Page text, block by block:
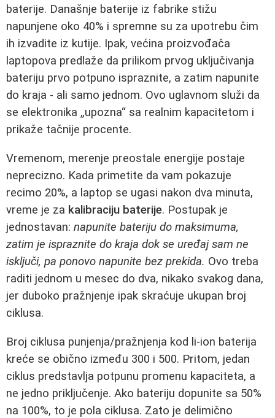
baterije. Današnje baterije iz fabrike stižu
napunjene oko 40% i spremne su za upotrebu čim
ih izvadite iz kutije. Ipak, većina proizvođača
laptopova predlaže da prilikom prvog uključivanja
bateriju prvo potpuno ispraznite, a zatim napunite
do kraja - ali samo jednom. Ovo uglavnom služi da
se elektronika „upozna“ sa realnim kapacitetom i
prikaže tačnije procente.
Vremenom, merenje preostale energije postaje
neprecizno. Kada primetite da vam pokazuje
recimo 20%, a laptop se ugasi nakon dva minuta,
vreme je za kalibraciju baterije. Postupak je
jednostavan: napunite bateriju do maksimuma,
zatim je ispraznite do kraja dok se uređaj sam ne
isključi, pa ponovo napunite bez prekida. Ovo treba
raditi jednom u mesec do dva, nikako svakog dana,
jer duboko pražnjenje ipak skraćuje ukupan broj
ciklusa.
Broj ciklusa punjenja/pražnjenja kod li‑ion baterija
kreće se obično između 300 i 500. Pritom, jedan
ciklus predstavlja potpunu promenu kapaciteta, a
ne jedno priključenje. Ako bateriju dopunite sa 50%
na 100%, to je pola ciklusa. Zato je delimično